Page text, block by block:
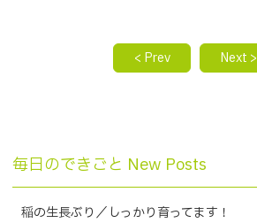
< Prev Next >
毎日のできごと New Posts
稲の生長ぶり／しっかり育ってます！